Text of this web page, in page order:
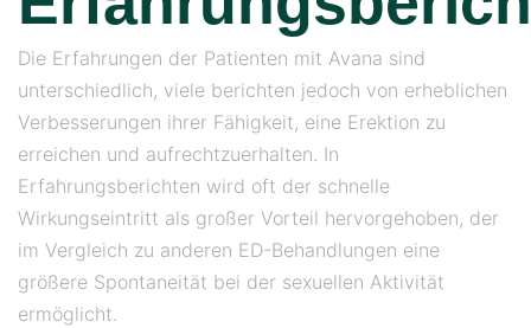
Die Erfahrungen der Patienten mit Avana sind
unterschiedlich, viele berichten jedoch von erheblichen
Verbesserungen ihrer Fähigkeit, eine Erektion zu
erreichen und aufrechtzuerhalten. In
Erfahrungsberichten wird oft der schnelle
Wirkungseintritt als großer Vorteil hervorgehoben, der
im Vergleich zu anderen ED-Behandlungen eine
größere Spontaneität bei der sexuellen Aktivität
ermöglicht.